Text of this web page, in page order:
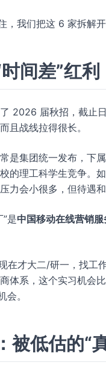
，我们把这 6 家拆解
间差”红利
2026 届秋招，截止
且战线拉得很长。
是集团统一发布，下
的理工科学生竞争。
力会小很多，但待遇和
是中国移动在线营销
在才大二/研一，找工
体系，这个实习机会
会。
被低估的“